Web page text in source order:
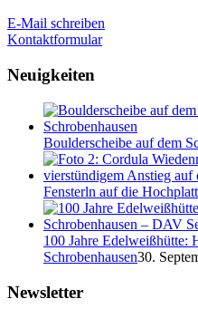
E-Mail schreiben
Kontaktformular
Neuigkeiten
Boulderscheibe auf dem
Fensterln auf die
100 Jahre Edelweißhütte:
Schrobenhausen30.
Newsletter